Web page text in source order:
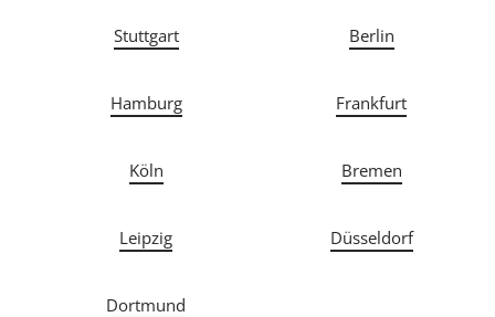
Stuttgart Berlin
Hamburg Frankfurt
Köln Bremen
Leipzig Düsseldorf
Dortmund